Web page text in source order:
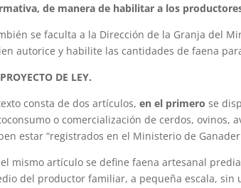
de manera de habilitar a los
se faculta a la Dirección de la Granja del
autorice y habilite las cantidades de faena
DE LEY.
consta de dos artículos,en el primero se
o comercialización de cerdos, ovinos,
estar “registrados en el Ministerio de
el mismo artículo se define faena artesanal
del productor familiar, a pequeña escala, sin